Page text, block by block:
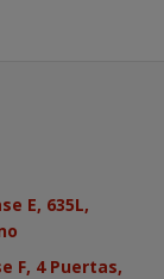
E, 635L,
F, 4 Puertas,